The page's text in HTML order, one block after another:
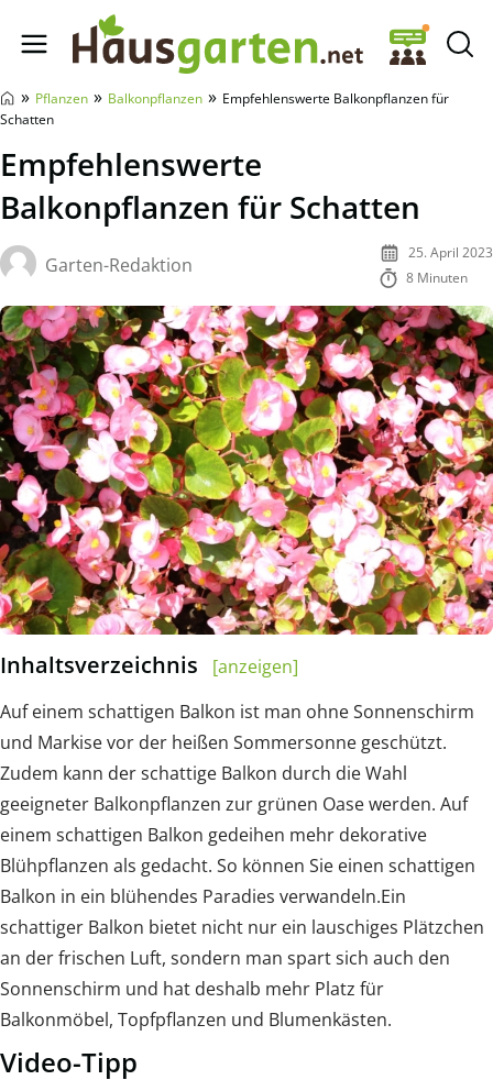
Hausgarten.net
» Pflanzen » Balkonpflanzen » Empfehlenswerte Balkonpflanzen für
Schatten
Empfehlenswerte
Balkonpflanzen für Schatten
Garten-Redaktion
25. April 2023
8 Minuten
Inhaltsverzeichnis
[anzeigen]
Auf einem schattigen Balkon ist man ohne Sonnenschirm
und Markise vor der heißen Sommersonne geschützt.
Zudem kann der schattige Balkon durch die Wahl
geeigneter Balkonpflanzen zur grünen Oase werden. Auf
einem schattigen Balkon gedeihen mehr dekorative
Blühpflanzen als gedacht. So können Sie einen schattigen
Balkon in ein blühendes Paradies verwandeln.Ein
schattiger Balkon bietet nicht nur ein lauschiges Plätzchen
an der frischen Luft, sondern man spart sich auch den
Sonnenschirm und hat deshalb mehr Platz für
Balkonmöbel, Topfpflanzen und Blumenkästen.
Video-Tipp